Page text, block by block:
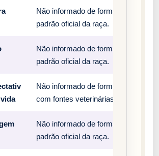
Não informado de forma
padrão oficial da raça.
Não informado de forma
padrão oficial da raça.
Não informado de forma
com fontes veterinárias e clubes
Não informado de forma
padrão oficial da raça.